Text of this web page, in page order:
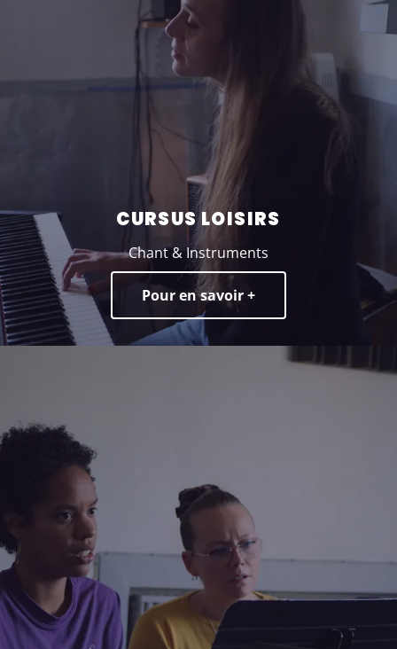
CURSUS LOISIRS
Chant & Instruments
Pour en savoir +